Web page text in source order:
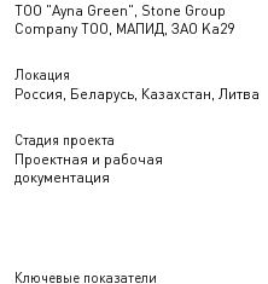
ТОО "Ayna Green", Stone Group
Company TOO, МАПИД, ЗАО Ka29
Локация
Россия, Беларусь, Казахстан, Литва
Стадия проекта
Проектная и рабочая
документация
Ключевые показатели